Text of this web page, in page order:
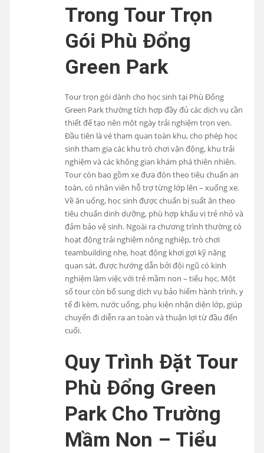
Trong Tour Trọn
Gói Phù Đổng
Green Park
Tour trọn gói dành cho học sinh tại Phù Đổng
Green Park thường tích hợp đầy đủ các dịch vụ cần
thiết để tạo nên một ngày trải nghiệm trọn vẹn.
Đầu tiên là vé tham quan toàn khu, cho phép học
sinh tham gia các khu trò chơi vận động, khu trải
nghiệm và các không gian khám phá thiên nhiên.
Tour còn bao gồm xe đưa đón theo tiêu chuẩn an
toàn, có nhân viên hỗ trợ từng lớp lên – xuống xe.
Về ăn uống, học sinh được chuẩn bị suất ăn theo
tiêu chuẩn dinh dưỡng, phù hợp khẩu vị trẻ nhỏ và
đảm bảo vệ sinh. Ngoài ra chương trình thường có
hoạt động trải nghiệm nông nghiệp, trò chơi
teambuilding nhẹ, hoạt động khơi gợi kỹ năng
quan sát, được hướng dẫn bởi đội ngũ có kinh
nghiệm làm việc với trẻ mầm non – tiểu học. Một
số tour còn bổ sung dịch vụ bảo hiểm hành trình, y
tế đi kèm, nước uống, phụ kiện nhận diện lớp, giúp
chuyến đi diễn ra an toàn và thuận lợi từ đầu đến
cuối.
Quy Trình Đặt Tour
Phù Đổng Green
Park Cho Trường
Mầm Non – Tiểu